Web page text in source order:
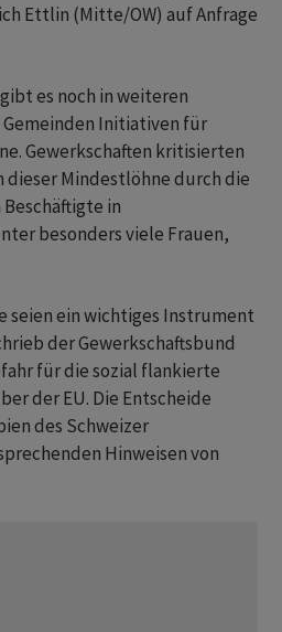
Ettlin (Mitte/OW) auf Anfrage
es noch in weiteren
Initiativen für
Gewerkschaften kritisierten
dieser Mindestlöhne durch die
in
besonders viele Frauen,
seien ein wichtiges Instrument
der Gewerkschaftsbund
für die sozial flankierte
der EU. Die Entscheide
des Schweizer
Hinweisen von